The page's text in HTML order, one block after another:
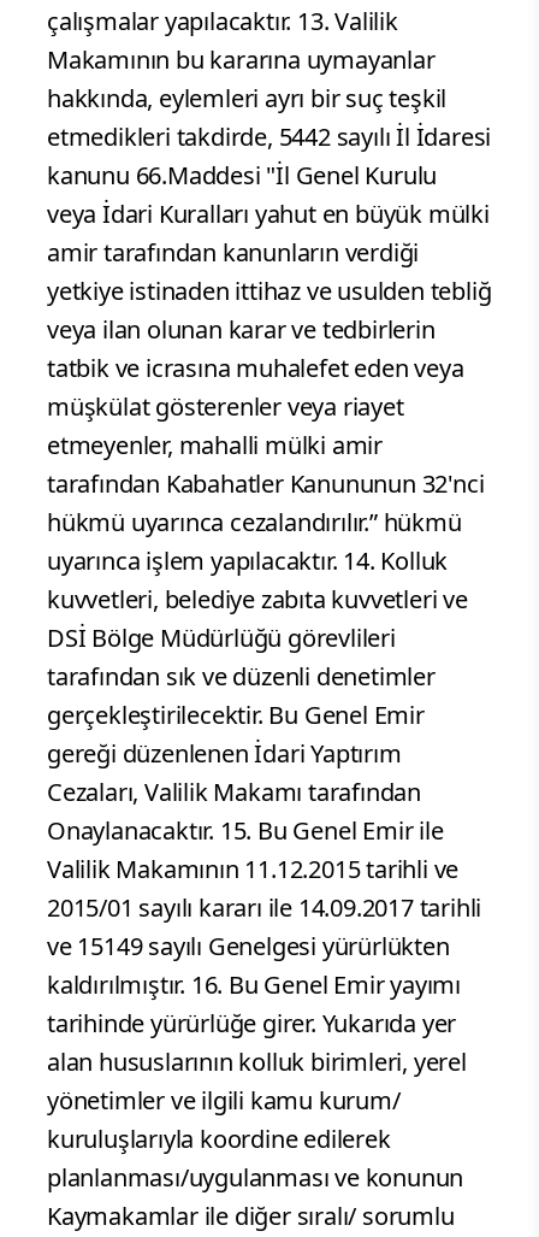
çalışmalar yapılacaktır. 13. Valilik
Makamının bu kararına uymayanlar
hakkında, eylemleri ayrı bir suç teşkil
etmedikleri takdirde, 5442 sayılı İl İdaresi
kanunu 66.Maddesi "İl Genel Kurulu
veya İdari Kuralları yahut en büyük mülki
amir tarafından kanunların verdiği
yetkiye istinaden ittihaz ve usulden tebliğ
veya ilan olunan karar ve tedbirlerin
tatbik ve icrasına muhalefet eden veya
müşkülat gösterenler veya riayet
etmeyenler, mahalli mülki amir
tarafından Kabahatler Kanununun 32'nci
hükmü uyarınca cezalandırılır.” hükmü
uyarınca işlem yapılacaktır. 14. Kolluk
kuvvetleri, belediye zabıta kuvvetleri ve
DSİ Bölge Müdürlüğü görevlileri
tarafından sık ve düzenli denetimler
gerçekleştirilecektir. Bu Genel Emir
gereği düzenlenen İdari Yaptırım
Cezaları, Valilik Makamı tarafından
Onaylanacaktır. 15. Bu Genel Emir ile
Valilik Makamının 11.12.2015 tarihli ve
2015/01 sayılı kararı ile 14.09.2017 tarihli
ve 15149 sayılı Genelgesi yürürlükten
kaldırılmıştır. 16. Bu Genel Emir yayımı
tarihinde yürürlüğe girer. Yukarıda yer
alan hususlarının kolluk birimleri, yerel
yönetimler ve ilgili kamu kurum/
kuruluşlarıyla koordine edilerek
planlanması/uygulanması ve konunun
Kaymakamlar ile diğer sıralı/ sorumlu